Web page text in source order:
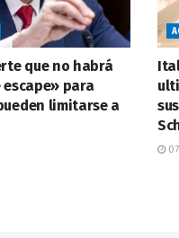
que no habrá
para
limitarse a